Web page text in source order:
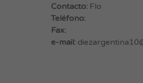
Contacto: Flo
Teléfono:
Fax:
e-mail: